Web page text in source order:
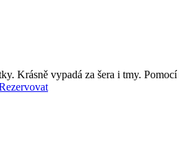
Krásně vypadá za šera i tmy.